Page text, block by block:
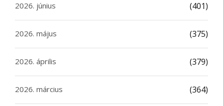
2026. június (401)
2026. május (375)
2026. április (379)
2026. március (364)